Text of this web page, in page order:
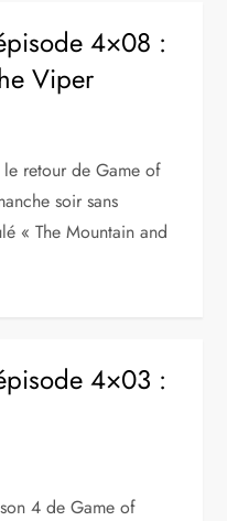
4×08 :
Viper
le retour de Game of
soir sans
« The Mountain and
4×03 :
4 de Game of